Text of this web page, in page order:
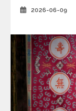
i
e
2026-06-09